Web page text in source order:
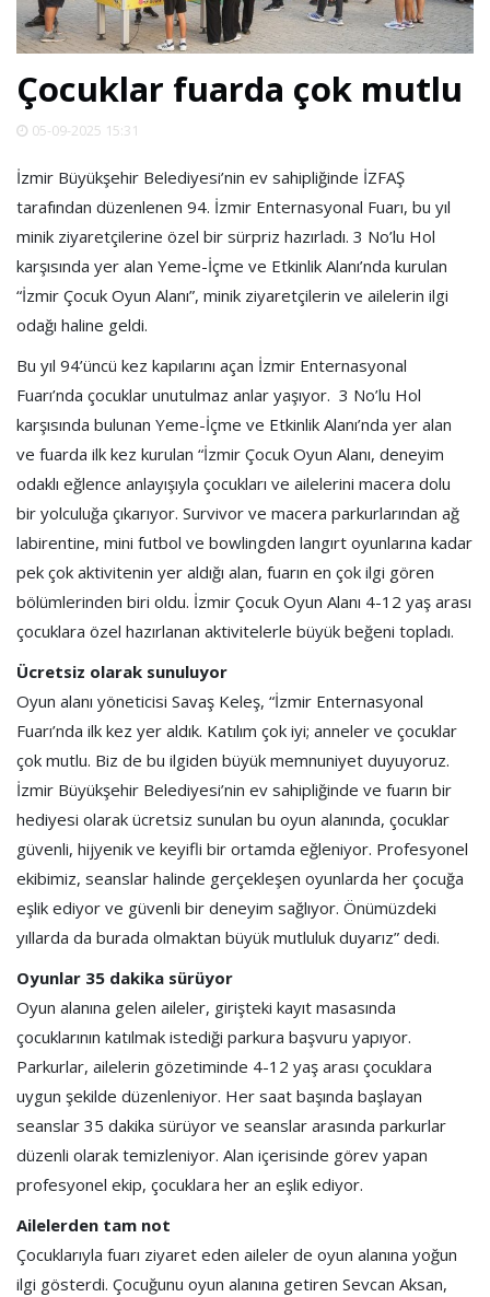
SPOR
DÜNYA
YAZARLAR
REKLAMLAR
Çocuklar fuarda çok mutlu
05-09-2025 15:31
İzmir Büyükşehir Belediyesi’nin ev sahipliğinde İZFAŞ
tarafından düzenlenen 94. İzmir Enternasyonal Fuarı, bu yıl
minik ziyaretçilerine özel bir sürpriz hazırladı. 3 No’lu Hol
karşısında yer alan Yeme-İçme ve Etkinlik Alanı’nda kurulan
“İzmir Çocuk Oyun Alanı”, minik ziyaretçilerin ve ailelerin ilgi
odağı haline geldi.
Bu yıl 94’üncü kez kapılarını açan İzmir Enternasyonal
Fuarı’nda çocuklar unutulmaz anlar yaşıyor. 3 No’lu Hol
karşısında bulunan Yeme-İçme ve Etkinlik Alanı’nda yer alan
ve fuarda ilk kez kurulan “İzmir Çocuk Oyun Alanı, deneyim
odaklı eğlence anlayışıyla çocukları ve ailelerini macera dolu
bir yolculuğa çıkarıyor. Survivor ve macera parkurlarından ağ
labirentine, mini futbol ve bowlingden langırt oyunlarına kadar
pek çok aktivitenin yer aldığı alan, fuarın en çok ilgi gören
bölümlerinden biri oldu. İzmir Çocuk Oyun Alanı 4-12 yaş arası
çocuklara özel hazırlanan aktivitelerle büyük beğeni topladı.
Ücretsiz olarak sunuluyor
Oyun alanı yöneticisi Savaş Keleş, “İzmir Enternasyonal
Fuarı’nda ilk kez yer aldık. Katılım çok iyi; anneler ve çocuklar
çok mutlu. Biz de bu ilgiden büyük memnuniyet duyuyoruz.
İzmir Büyükşehir Belediyesi’nin ev sahipliğinde ve fuarın bir
hediyesi olarak ücretsiz sunulan bu oyun alanında, çocuklar
güvenli, hijyenik ve keyifli bir ortamda eğleniyor. Profesyonel
ekibimiz, seanslar halinde gerçekleşen oyunlarda her çocuğa
eşlik ediyor ve güvenli bir deneyim sağlıyor. Önümüzdeki
yıllarda da burada olmaktan büyük mutluluk duyarız” dedi.
Oyunlar 35 dakika sürüyor
Oyun alanına gelen aileler, girişteki kayıt masasında
çocuklarının katılmak istediği parkura başvuru yapıyor.
Parkurlar, ailelerin gözetiminde 4-12 yaş arası çocuklara
uygun şekilde düzenleniyor. Her saat başında başlayan
seanslar 35 dakika sürüyor ve seanslar arasında parkurlar
düzenli olarak temizleniyor. Alan içerisinde görev yapan
profesyonel ekip, çocuklara her an eşlik ediyor.
Ailelerden tam not
Çocuklarıyla fuarı ziyaret eden aileler de oyun alanına yoğun
ilgi gösterdi. Çocuğunu oyun alanına getiren Sevcan Aksan,